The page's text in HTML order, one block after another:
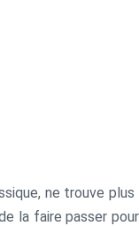
ne trouve
la faire passer